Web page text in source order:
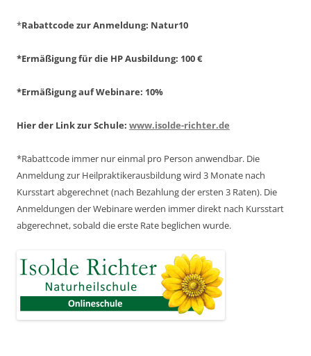
*Rabattcode zur Anmeldung: Natur10
*Ermäßigung für die HP Ausbildung: 100 €
*Ermäßigung auf Webinare: 10%
Hier der Link zur Schule: www.isolde-richter.de
*Rabattcode immer nur einmal pro Person anwendbar. Die
Anmeldung zur Heilpraktikerausbildung wird 3 Monate nach
Kursstart abgerechnet(nach Bezahlung der ersten 3 Raten). Die
Anmeldungen der Webinare werden immer direkt nach Kursstart
abgerechnet,sobald die erste Rate beglichen wurde.